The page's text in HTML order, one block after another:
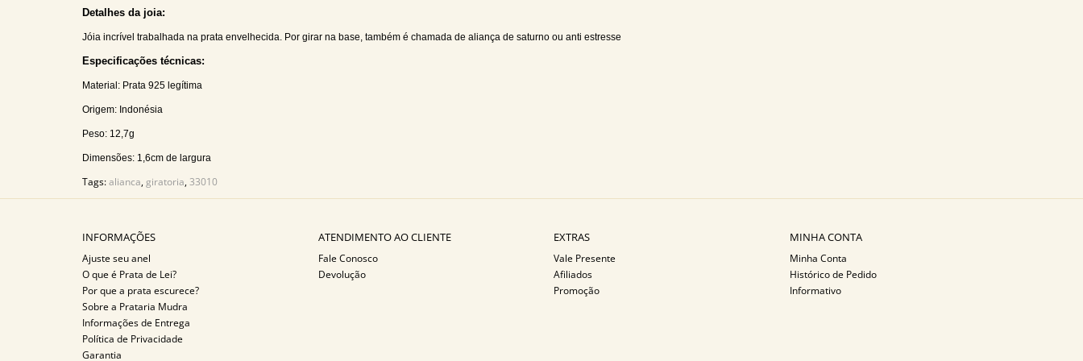
Detalhes da joia:
Jóia incrível trabalhada na prata envelhecida. Por girar na base, também é chamada de aliança de saturno ou anti estresse
Especificações técnicas:
Material: Prata 925 legítima
Origem: Indonésia
Peso: 12,7g
Dimensões: 1,6cm de largura
Tags:alianca, giratoria,33010
INFORMAÇÕES
Ajuste seu anel
O que é Prata de Lei?
Por que a prata escurece?
Sobre a Prataria Mudra
Informações de Entrega
Política de Privacidade
Garantia
ATENDIMENTO AO CLIENTE
Fale Conosco
Devolução
EXTRAS
Vale Presente
Afiliados
Promoção
MINHA CONTA
Minha Conta
Histórico de Pedido
Informativo